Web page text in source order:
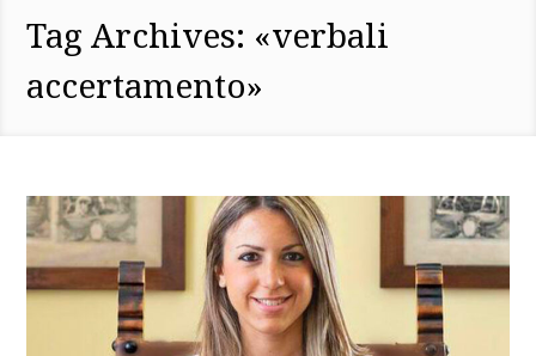
Tag Archives: «verbali
accertamento»